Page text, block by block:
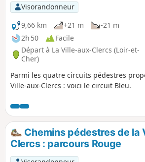
Visorandonneur
9,66 km
+21 m
-21 m
2h 50
Facile
Départ à La Ville-aux-Clercs (Loir-et-
Cher)
Parmi les quatre circuits pédestres
Ville-aux-Clercs : voici le circuit Bleu.
Chemins pédestres de la
Clercs : parcours Rouge